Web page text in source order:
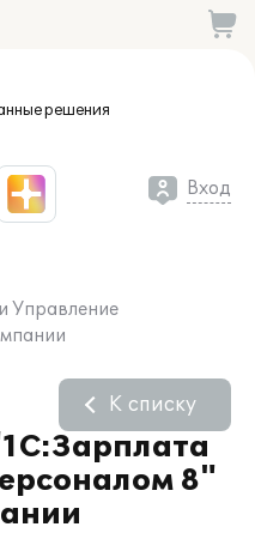
решения
Вход
Управление
8"
К списку